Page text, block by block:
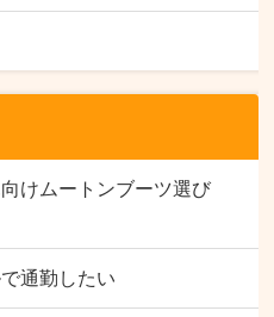
けムートンブーツ選び
通勤したい